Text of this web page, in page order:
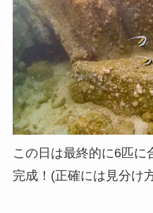
この日は最終的に6匹に
完成！(正確には見分け